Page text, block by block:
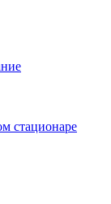
стационаре